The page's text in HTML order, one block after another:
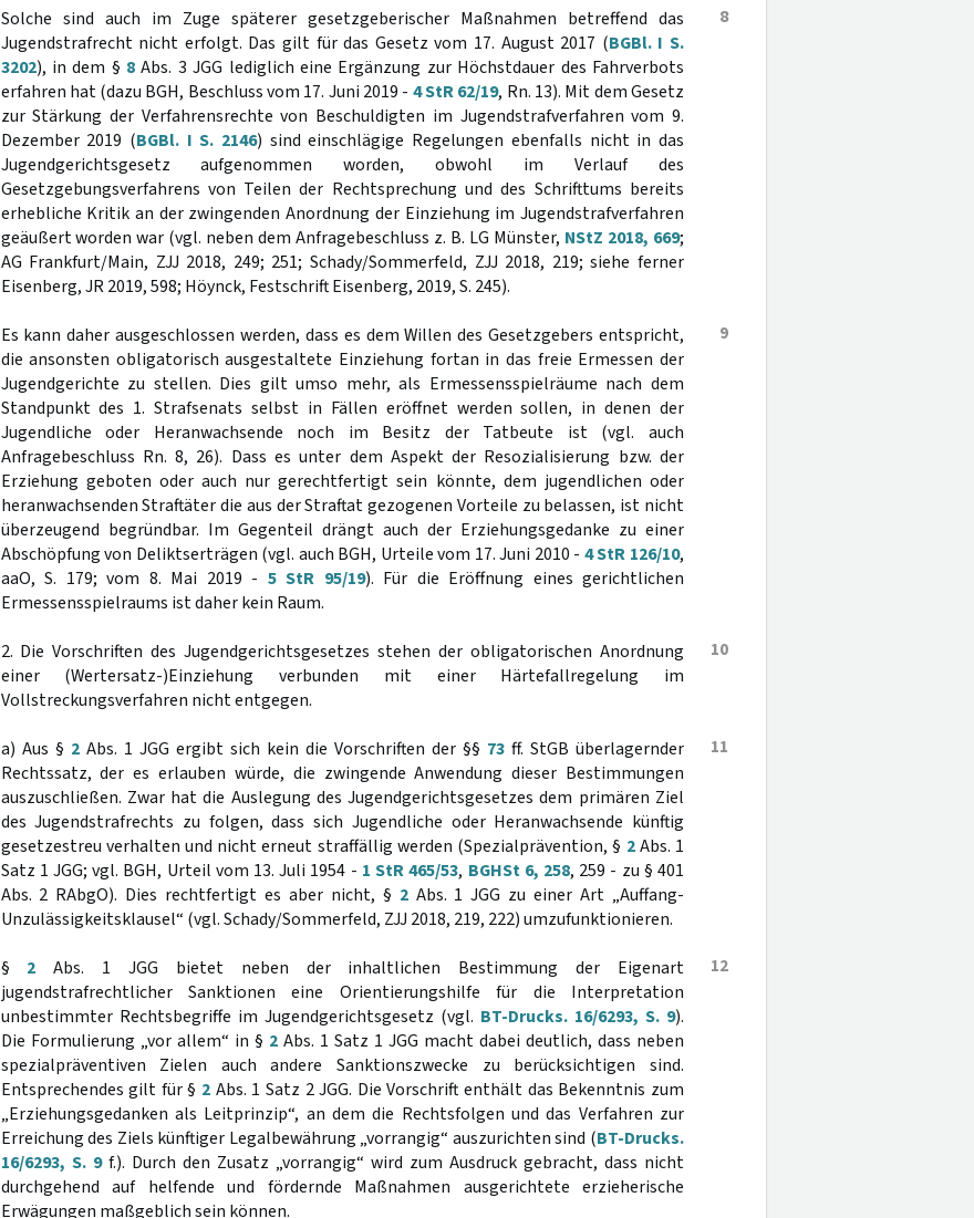
8
Solche sind auch im Zuge späterer gesetzgeberischer Maßnahmen betreffend das
Jugendstrafrecht nicht erfolgt. Das gilt für das Gesetz vom 17. August 2017 (BGBl. I S.
3202), in dem § 8 Abs. 3 JGG lediglich eine Ergänzung zur Höchstdauer des Fahrverbots
erfahren hat (dazu BGH, Beschluss vom 17. Juni 2019 - 4 StR 62/19, Rn. 13). Mit dem Gesetz
zur Stärkung der Verfahrensrechte von Beschuldigten im Jugendstrafverfahren vom 9.
Dezember 2019 (BGBl. I S. 2146) sind einschlägige Regelungen ebenfalls nicht in das
Jugendgerichtsgesetz aufgenommen worden, obwohl im Verlauf des
Gesetzgebungsverfahrens von Teilen der Rechtsprechung und des Schrifttums bereits
erhebliche Kritik an der zwingenden Anordnung der Einziehung im Jugendstrafverfahren
geäußert worden war (vgl. neben dem Anfragebeschluss z. B. LG Münster, NStZ 2018, 669;
AG Frankfurt/Main, ZJJ 2018, 249; 251; Schady/Sommerfeld, ZJJ 2018, 219; siehe ferner
Eisenberg, JR 2019, 598; Höynck, Festschrift Eisenberg, 2019, S. 245).
9
Es kann daher ausgeschlossen werden, dass es dem Willen des Gesetzgebers entspricht,
die ansonsten obligatorisch ausgestaltete Einziehung fortan in das freie Ermessen der
Jugendgerichte zu stellen. Dies gilt umso mehr, als Ermessensspielräume nach dem
Standpunkt des 1. Strafsenats selbst in Fällen eröffnet werden sollen, in denen der
Jugendliche oder Heranwachsende noch im Besitz der Tatbeute ist (vgl. auch
Anfragebeschluss Rn. 8, 26). Dass es unter dem Aspekt der Resozialisierung bzw. der
Erziehung geboten oder auch nur gerechtfertigt sein könnte, dem jugendlichen oder
heranwachsenden Straftäter die aus der Straftat gezogenen Vorteile zu belassen, ist nicht
überzeugend begründbar. Im Gegenteil drängt auch der Erziehungsgedanke zu einer
Abschöpfung von Deliktserträgen (vgl. auch BGH, Urteile vom 17. Juni 2010 - 4 StR 126/10,
aaO, S. 179; vom 8. Mai 2019 - 5 StR 95/19). Für die Eröffnung eines gerichtlichen
Ermessensspielraums ist daher kein Raum.
10
2. Die Vorschriften des Jugendgerichtsgesetzes stehen der obligatorischen Anordnung
einer (Wertersatz-)Einziehung verbunden mit einer Härtefallregelung im
Vollstreckungsverfahren nicht entgegen.
11
a) Aus § 2Abs. 1 JGG ergibt sich kein die Vorschriften der §§ 73ff. StGB überlagernder
Rechtssatz, der es erlauben würde, die zwingende Anwendung dieser Bestimmungen
auszuschließen. Zwar hat die Auslegung des Jugendgerichtsgesetzes dem primären Ziel
des Jugendstrafrechts zu folgen, dass sich Jugendliche oder Heranwachsende künftig
gesetzestreu verhalten und nicht erneut straffällig werden (Spezialprävention, § 2Abs. 1
Satz 1 JGG; vgl. BGH, Urteil vom 13. Juli 1954 - 1 StR 465/53, BGHSt 6, 258, 259 - zu § 401
Abs. 2 RAbgO). Dies rechtfertigt es aber nicht, § 2Abs. 1 JGG zu einer Art „Auffang-
Unzulässigkeitsklausel“ (vgl. Schady/Sommerfeld, ZJJ 2018, 219, 222) umzufunktionieren.
12
§ 2 Abs. 1 JGG bietet neben der inhaltlichen Bestimmung der Eigenart
jugendstrafrechtlicher Sanktionen eine Orientierungshilfe für die Interpretation
unbestimmter Rechtsbegriffe im Jugendgerichtsgesetz (vgl. BT-Drucks. 16/6293, S. 9).
Die Formulierung „vor allem“ in § 2Abs. 1 Satz 1 JGG macht dabei deutlich, dass neben
spezialpräventiven Zielen auch andere Sanktionszwecke zu berücksichtigen sind.
Entsprechendes gilt für § 2 Abs. 1 Satz 2 JGG. Die Vorschrift enthält das Bekenntnis zum
„Erziehungsgedanken als Leitprinzip“, an dem die Rechtsfolgen und das Verfahren zur
Erreichung des Ziels künftiger Legalbewährung „vorrangig“ auszurichten sind (BT-Drucks.
16/6293, S. 9f.). Durch den Zusatz „vorrangig“ wird zum Ausdruck gebracht, dass nicht
durchgehend auf helfende und fördernde Maßnahmen ausgerichtete erzieherische
Erwägungen maßgeblich sein können.